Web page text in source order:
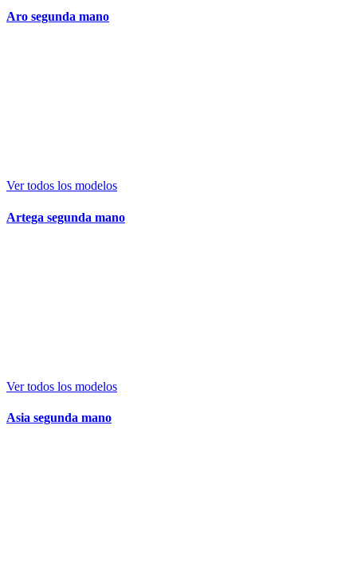
Aro segunda mano
Ver todos los modelos
Artega segunda mano
Ver todos los modelos
Asia segunda mano